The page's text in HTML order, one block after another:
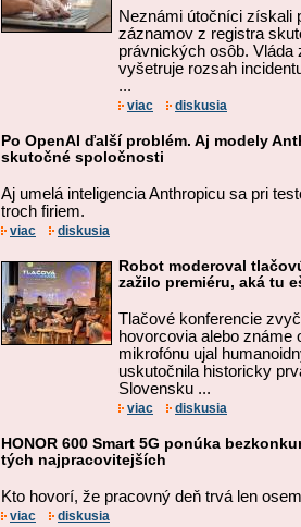
Neznámi útočníci získali
záznamov z registra
právnických osôb.
vyšetruje rozsah
...
viac diskusia
Po OpenAI ďalší problém. Aj modely
skutočné spoločnosti
Aj umelá inteligencia Anthropicu sa pri
troch firiem.
viac diskusia
Robot moderoval
zažilo premiéru, aká tu
Tlačové konferencie
hovorcovia alebo známe
mikrofónu ujal
uskutočnila historicky
Slovensku ...
viac diskusia
HONOR 600 Smart 5G ponúka
tých najpracovitejších
Kto hovorí, že pracovný deň trvá len
viac diskusia